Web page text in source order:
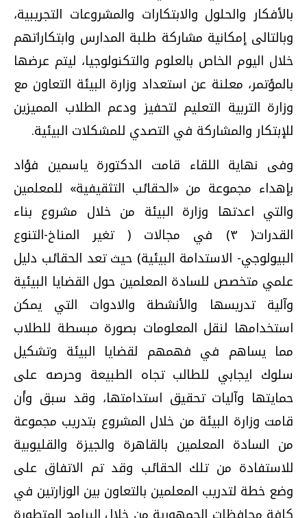
بالأفكار والحلول والابتكارات والمشروعات التجريبية،
وبالتالى إمكانية مشاركة طلبة المدارس وابتكاراتهم
خلال اليوم الخاص بالعلوم والتكنولوجيا، ليتم عرضها
بالمؤتمر، معلنة عن استعداد وزارة البيئة التعاون مع
وزارة التربية التعليم لتحفيز ودعم الطلاب المميزين
للإبتكار والمشاركة في التصدي للمشكلات البيئية.
وفى نهاية اللقاء قامت الدكتورة ياسمين فؤاد
بإهداء مجموعة من «الحقائب التثقيفية» للمعلمين
والتي اعدتها وزارة البيئة من خلال مشروع بناء
القدرات( ٣) في مجالات ( تغير المناخ-التنوع
البيولوجي- الاستدامة البيئية) حيث تعد الحقائب دليل
علمي متخصص للسادة المعلمين حول القضايا البيئية
وآلية تدريسها والأنشطة والادوات التي يمكن
استخدامها لنقل المعلومات بصورة مبسطة للطلاب
مما يساهم في فهمهم لقضايا البيئة وتشكيل
سلوك ايجابي للطالب تجاه الطبيعة وحرصه على
حمايتها وآليات تحقيق استدامتها، وقد سبق وأن
قامت وزارة البيئة من خلال المشروع بتدريب مجموعة
من السادة المعلمين بالقاهرة والجيزة والقليوبية
للاستفادة من تلك الحقائب وقد تم الاتفاق على
وضع خطة لتدريب المعلمين بالتعاون بين الوزارتين في